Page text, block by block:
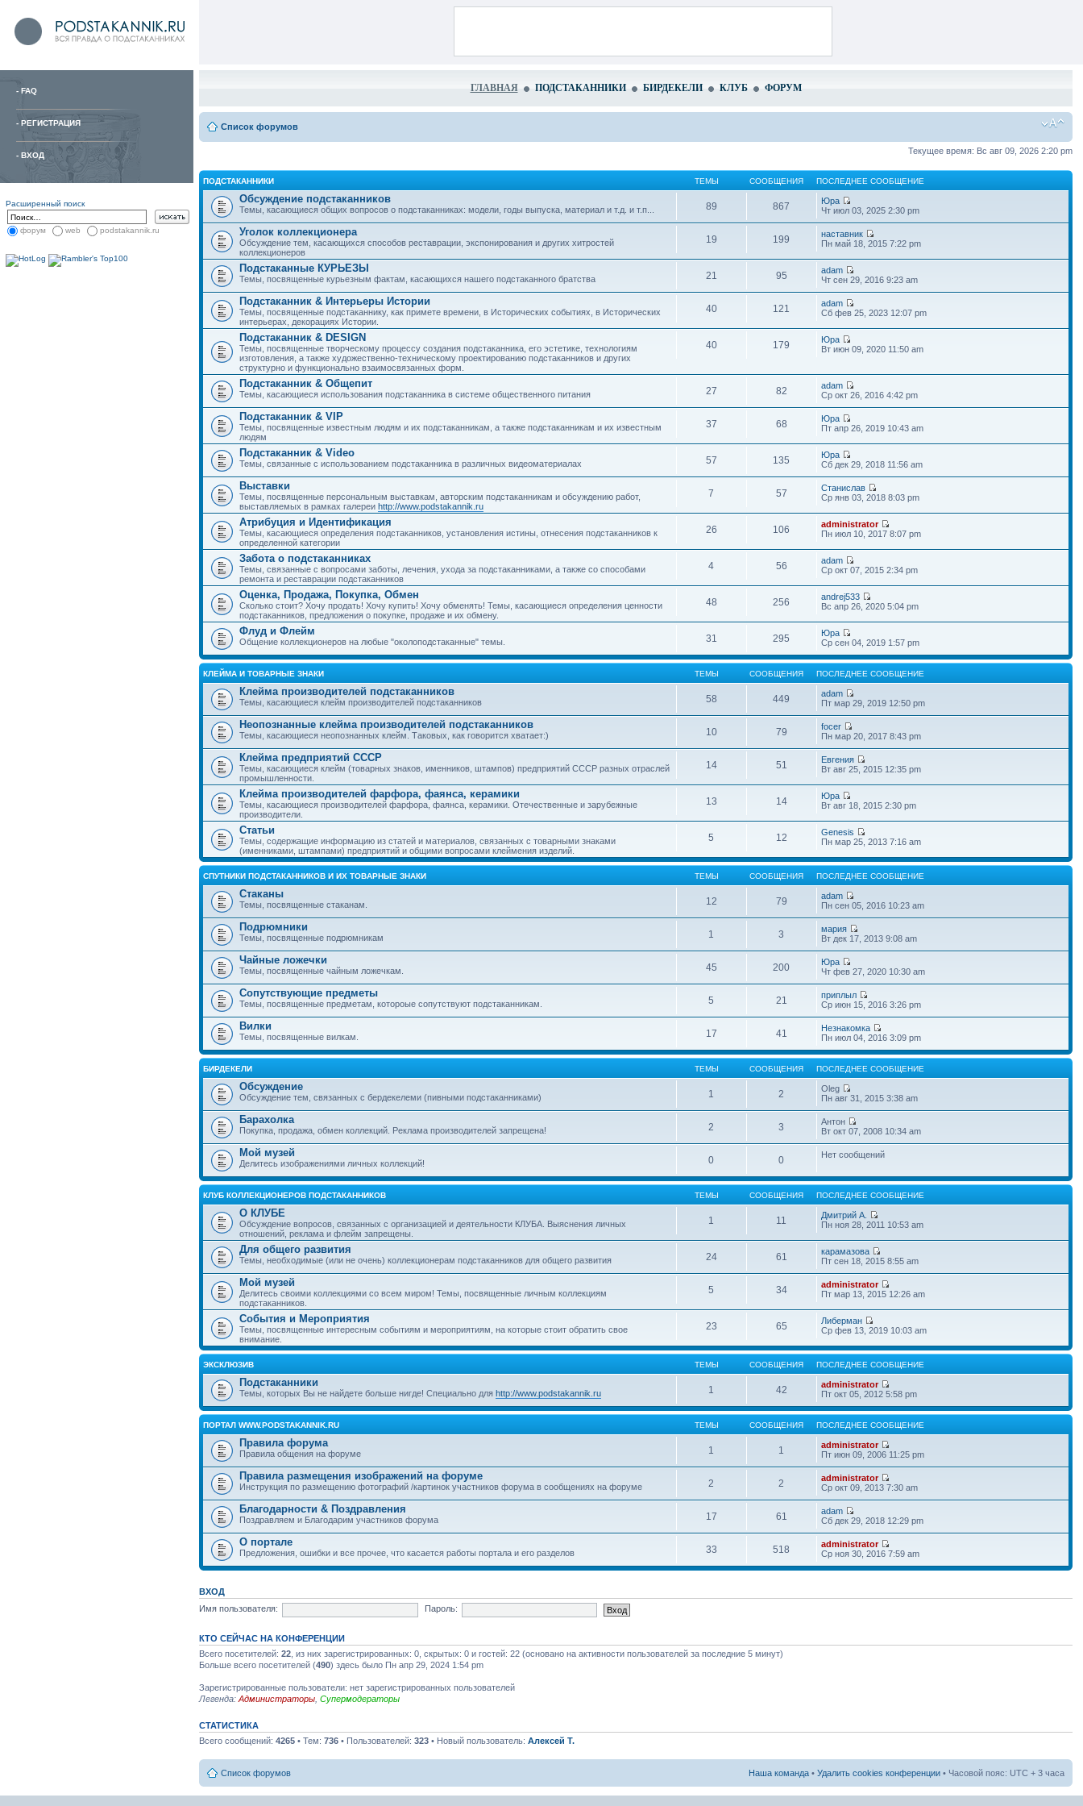
- FAQ
- РЕГИСТРАЦИЯ
- ВХОД
Расширенный поиск
форум web podstakannik.ru
ГЛАВНАЯ ПОДСТАКАННИКИ БИРДЕКЕЛИ КЛУБ ФОРУМ
Список форумов
Текущее время: Вс авг 09, 2026 2:20 pm
ПОДСТАКАННИКИ ТЕМЫ СООБЩЕНИЯ ПОСЛЕДНЕЕ СООБЩЕНИЕ
Обсуждение подстаканников
Темы, касающиеся общих вопросов о подстаканниках: модели, годы выпуска, материал и т.д. и т.п... 89 867
Юра
Чт июл 03, 2025 2:30 pm
Уголок коллекционера
Обсуждение тем, касающихся способов реставрации, экспонирования и других хитростей
коллекционеров
19 199
наставник
Пн май 18, 2015 7:22 pm
Подстаканные КУРЬЕЗЫ
Темы, посвященные курьезным фактам, касающихся нашего подстаканного братства 21 95
adam
Чт сен 29, 2016 9:23 am
Подстаканник & Интерьеры Истории
Темы, посвященные подстаканнику, как примете времени, в Исторических событиях, в Исторических
интерьерах, декорациях Истории.
40 121
adam
Сб фев 25, 2023 12:07 pm
Подстаканник & DESIGN
Темы, посвященные творческому процессу создания подстаканника, его эстетике, технологиям
изготовления, а также художественно-техническому проектированию подстаканников и других
структурно и функционально взаимосвязанных форм.
40 179
Юра
Вт июн 09, 2020 11:50 am
Подстаканник & Общепит
Темы, касающиеся использования подстаканника в системе общественного питания 27 82
adam
Ср окт 26, 2016 4:42 pm
Подстаканник & VIP
Темы, посвященные известным людям и их подстаканникам, а также подстаканникам и их известным
людям
37 68
Юра
Пт апр 26, 2019 10:43 am
Подстаканник & Video
Темы, связанные с использованием подстаканника в различных видеоматериалах 57 135
Юра
Сб дек 29, 2018 11:56 am
Выставки
Темы, посвященные персональным выставкам, авторским подстаканникам и обсуждению работ,
выставляемых в рамках галереи http://www.podstakannik.ru
7 57
Станислав
Ср янв 03, 2018 8:03 pm
Атрибуция и Идентификация
Темы, касающиеся определения подстаканников, установления истины, отнесения подстаканников к
определенной категории
26 106
administrator
Пн июл 10, 2017 8:07 pm
Забота о подстаканниках
Темы, связанные с вопросами заботы, лечения, ухода за подстаканниками, а также со способами
ремонта и реставрации подстаканников
4 56
adam
Ср окт 07, 2015 2:34 pm
Оценка, Продажа, Покупка, Обмен
Сколько стоит? Хочу продать! Хочу купить! Хочу обменять! Темы, касающиеся определения ценности
подстаканников, предложения о покупке, продаже и их обмену.
48 256
andrej533
Вс апр 26, 2020 5:04 pm
Флуд и Флейм
Общение коллекционеров на любые "околоподстаканные" темы. 31 295
Юра
Ср сен 04, 2019 1:57 pm
КЛЕЙМА И ТОВАРНЫЕ ЗНАКИ ТЕМЫ СООБЩЕНИЯ ПОСЛЕДНЕЕ СООБЩЕНИЕ
Клейма производителей подстаканников
Темы, касающиеся клейм производителей подстаканников 58 449
adam
Пт мар 29, 2019 12:50 pm
Неопознанные клейма производителей подстаканников
Темы, касающиеся неопознанных клейм. Таковых, как говорится хватает:) 10 79
focer
Пн мар 20, 2017 8:43 pm
Клейма предприятий СССР
Темы, касающиеся клейм (товарных знаков, именников, штампов) предприятий СССР разных отраслей
промышленности.
14 51
Евгения
Вт авг 25, 2015 12:35 pm
Клейма производителей фарфора, фаянса, керамики
Темы, касающиеся производителей фарфора, фаянса, керамики. Отечественные и зарубежные
производители.
13 14
Юра
Вт авг 18, 2015 2:30 pm
Статьи
Темы, содержащие информацию из статей и материалов, связанных с товарными знаками
(именниками, штампами) предприятий и общими вопросами клеймения изделий.
5 12
Genesis
Пн мар 25, 2013 7:16 am
СПУТНИКИ ПОДСТАКАННИКОВ И ИХ ТОВАРНЫЕ ЗНАКИ ТЕМЫ СООБЩЕНИЯ ПОСЛЕДНЕЕ СООБЩЕНИЕ
Стаканы
Темы, посвященные стаканам. 12 79
adam
Пн сен 05, 2016 10:23 am
Подрюмники
Темы, посвященные подрюмникам 1 3
мария
Вт дек 17, 2013 9:08 am
Чайные ложечки
Темы, посвященные чайным ложечкам. 45 200
Юра
Чт фев 27, 2020 10:30 am
Сопутствующие предметы
Темы, посвященные предметам, котороые сопутствуют подстаканникам. 5 21
приплыл
Ср июн 15, 2016 3:26 pm
Вилки
Темы, посвященные вилкам. 17 41
Незнакомка
Пн июл 04, 2016 3:09 pm
БИРДЕКЕЛИ ТЕМЫ СООБЩЕНИЯ ПОСЛЕДНЕЕ СООБЩЕНИЕ
Обсуждение
Обсуждение тем, связанных с бердекелеми (пивными подстаканниками) 1 2
Oleg
Пн авг 31, 2015 3:38 am
Барахолка
Покупка, продажа, обмен коллекций. Реклама производителей запрещена! 2 3
Антон
Вт окт 07, 2008 10:34 am
Мой музей
Делитесь изображениями личных коллекций! 0 0 Нет сообщений
КЛУБ КОЛЛЕКЦИОНЕРОВ ПОДСТАКАННИКОВ ТЕМЫ СООБЩЕНИЯ ПОСЛЕДНЕЕ СООБЩЕНИЕ
О КЛУБЕ
Обсуждение вопросов, связанных с организацией и деятельности КЛУБА. Выяснения личных
отношений, реклама и флейм запрещены.
1 11
Дмитрий А.
Пн ноя 28, 2011 10:53 am
Для общего развития
Темы, необходимые (или не очень) коллекционерам подстаканников для общего развития 24 61
карамазова
Пт сен 18, 2015 8:55 am
Мой музей
Делитесь своими коллекциями со всем миром! Темы, посвященные личным коллекциям
подстаканников.
5 34
administrator
Пт мар 13, 2015 12:26 am
События и Мероприятия
Темы, посвященные интересным событиям и мероприятиям, на которые стоит обратить свое
внимание.
23 65
Либерман
Ср фев 13, 2019 10:03 am
ЭКСКЛЮЗИВ ТЕМЫ СООБЩЕНИЯ ПОСЛЕДНЕЕ СООБЩЕНИЕ
Подстаканники
Темы, которых Вы не найдете больше нигде! Специально для http://www.podstakannik.ru 1 42
administrator
Пт окт 05, 2012 5:58 pm
ПОРТАЛ WWW.PODSTAKANNIK.RU ТЕМЫ СООБЩЕНИЯ ПОСЛЕДНЕЕ СООБЩЕНИЕ
Правила форума
Правила общения на форуме 1 1
administrator
Пт июн 09, 2006 11:25 pm
Правила размещения изображений на форуме
Инструкция по размещению фотографий /картинок участников форума в сообщениях на форуме 2 2
administrator
Ср окт 09, 2013 7:30 am
Благодарности & Поздравления
Поздравляем и Благодарим участников форума 17 61
adam
Сб дек 29, 2018 12:29 pm
О портале
Предложения, ошибки и все прочее, что касается работы портала и его разделов 33 518
administrator
Ср ноя 30, 2016 7:59 am
ВХОД
Имя пользователя:
Пароль:
КТО СЕЙЧАС НА КОНФЕРЕНЦИИ
Всего посетителей: 22 , из них зарегистрированных: 0, скрытых: 0 и гостей: 22 (основано на активности пользователей за последние 5 минут)
Больше всего посетителей (490) здесь было Пн апр 29, 2024 1:54 pm
Зарегистрированные пользователи: нет зарегистрированных пользователей
Легенда: Администраторы Супермодераторы
СТАТИСТИКА
Всего сообщений: 4265 • Тем: 736 • Пользователей: 323 • Новый пользователь: Алексей Т.
Список форумов Наша команда • Удалить cookies конференции • Часовой пояс: UTC + 3 часа